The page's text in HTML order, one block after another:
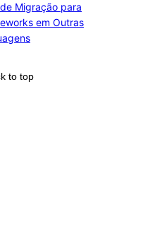
Migração para
em Outras
to top